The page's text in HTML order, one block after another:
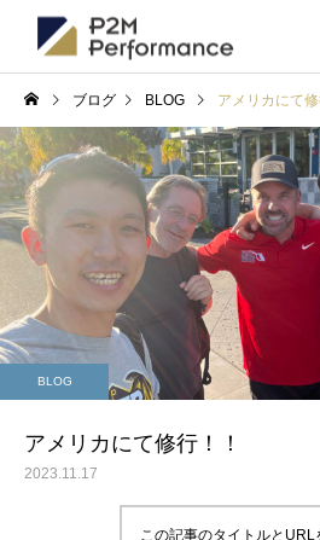
ブログ BLOG アメリカにて修
BLOG
アメリカにて修行！！
2023.11.17
この記事のタイトルとURL